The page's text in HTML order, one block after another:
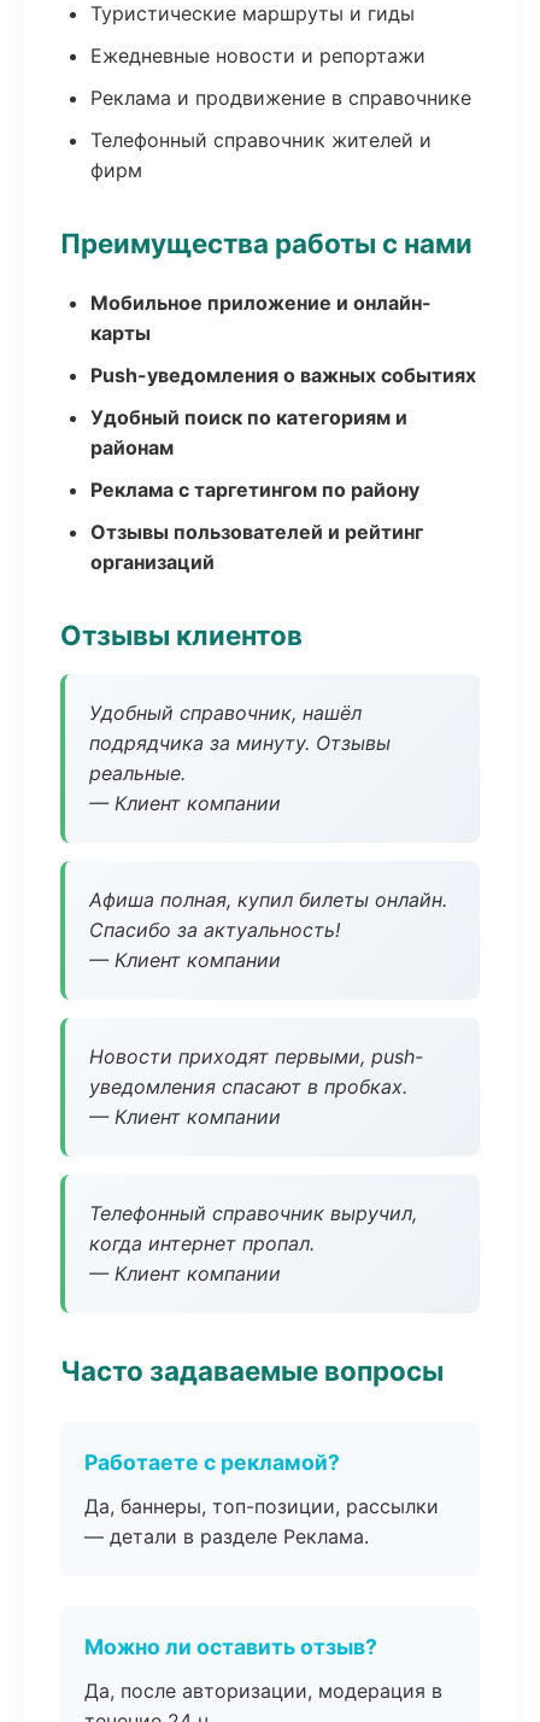
Туристические маршруты и гиды
Ежедневные новости и репортажи
Реклама и продвижение в справочнике
Телефонный справочник жителей и
фирм
Преимущества работы с нами
Мобильное приложение и онлайн-
карты
Push-уведомления о важных событиях
Удобный поиск по категориям и
районам
Реклама с таргетингом по району
Отзывы пользователей и рейтинг
организаций
Отзывы клиентов
Удобный справочник, нашёл
подрядчика за минуту. Отзывы
реальные.
— Клиент компании
Афиша полная, купил билеты онлайн.
Спасибо за актуальность!
— Клиент компании
Новости приходят первыми, push-
уведомления спасают в пробках.
— Клиент компании
Телефонный справочник выручил,
когда интернет пропал.
— Клиент компании
Часто задаваемые вопросы
Работаете с рекламой?
Да, баннеры, топ-позиции, рассылки
— детали в разделе Реклама.
Можно ли оставить отзыв?
Да, после авторизации, модерация в